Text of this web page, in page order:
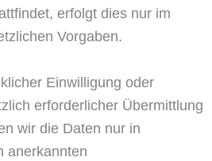
erfolgt dies nur im
Vorgaben.
Einwilligung oder
erforderlicher Übermittlung
wir die Daten nur in
anerkannten